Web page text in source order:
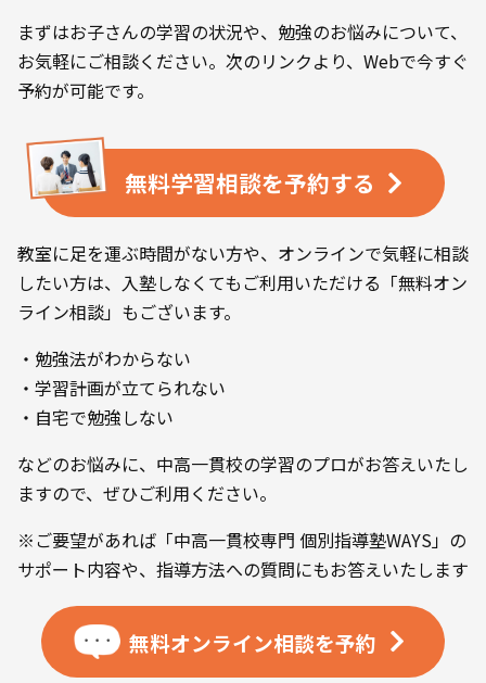
まずはお子さんの学習の状況や、勉強のお悩みについて、
お気軽にご相談ください。次のリンクより、Webで今すぐ
予約が可能です。
無料学習相談を予約する
教室に足を運ぶ時間がない方や、オンラインで気軽に相談
したい方は、入塾しなくてもご利用いただける「無料オン
ライン相談」もございます。
・勉強法がわからない
・学習計画が立てられない
・自宅で勉強しない
などのお悩みに、中高一貫校の学習のプロがお答えいたし
ますので、ぜひご利用ください。
※ご要望があれば「中高一貫校専門 個別指導塾WAYS」の
サポート内容や、指導方法への質問にもお答えいたします
無料オンライン相談を予約